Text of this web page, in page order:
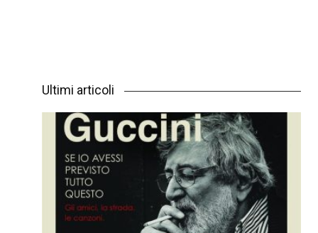
Ultimi articoli